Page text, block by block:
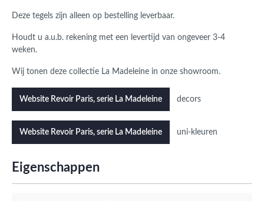
Deze tegels zijn alleen op bestelling leverbaar.
Houdt u a.u.b. rekening met een levertijd van ongeveer 3-4
weken.
Wij tonen deze collectie La Madeleine in onze showroom.
Website Revoir Paris, serie La Madeleine decors
Website Revoir Paris, serie La Madeleine uni-kleuren
Eigenschappen